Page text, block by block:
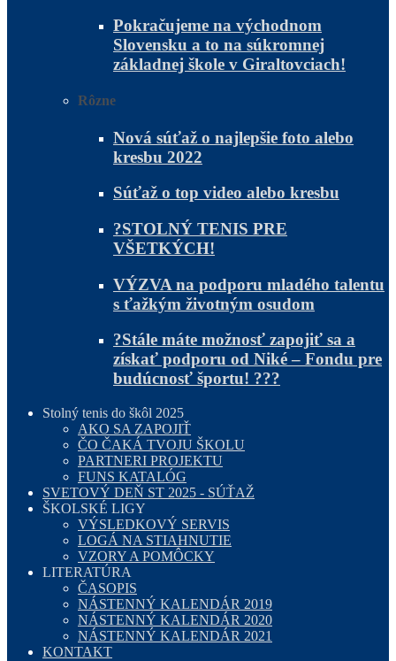
Pokračujeme na východnom
Slovensku a to na súkromnej
základnej škole v Giraltovciach!
Rôzne
Nová súťaž o najlepšie foto alebo
kresbu 2022
Súťaž o top video alebo kresbu
?STOLNÝ TENIS PRE
VŠETKÝCH!
VÝZVA na podporu mladého talentu
s ťažkým životným osudom
?Stále máte možnosť zapojiť sa a
získať podporu od Niké – Fondu pre
budúcnosť športu! ???
Stolný tenis do škôl 2025
AKO SA ZAPOJIŤ
ČO ČAKÁ TVOJU ŠKOLU
PARTNERI PROJEKTU
FUNS KATALÓG
SVETOVÝ DEŇ ST 2025 - SÚŤAŽ
ŠKOLSKÉ LIGY
VÝSLEDKOVÝ SERVIS
LOGÁ NA STIAHNUTIE
VZORY A POMÔCKY
LITERATÚRA
ČASOPIS
NÁSTENNÝ KALENDÁR 2019
NÁSTENNÝ KALENDÁR 2020
NÁSTENNÝ KALENDÁR 2021
KONTAKT